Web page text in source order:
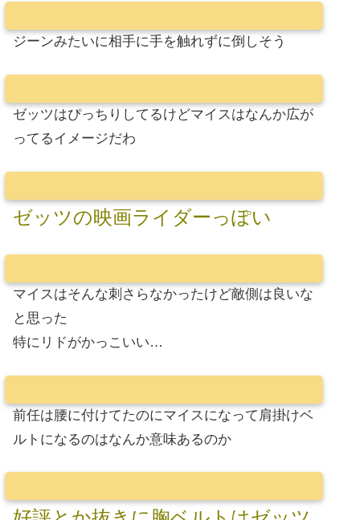
ジーンみたいに相手に手を触れずに倒しそう
ゼッツはぴっちりしてるけどマイスはなんか広が
ってるイメージだわ
ゼッツの映画ライダーっぽい
マイスはそんな刺さらなかったけど敵側は良いな
と思った
特にリドがかっこいい…
前任は腰に付けてたのにマイスになって肩掛けベ
ルトになるのはなんか意味あるのか